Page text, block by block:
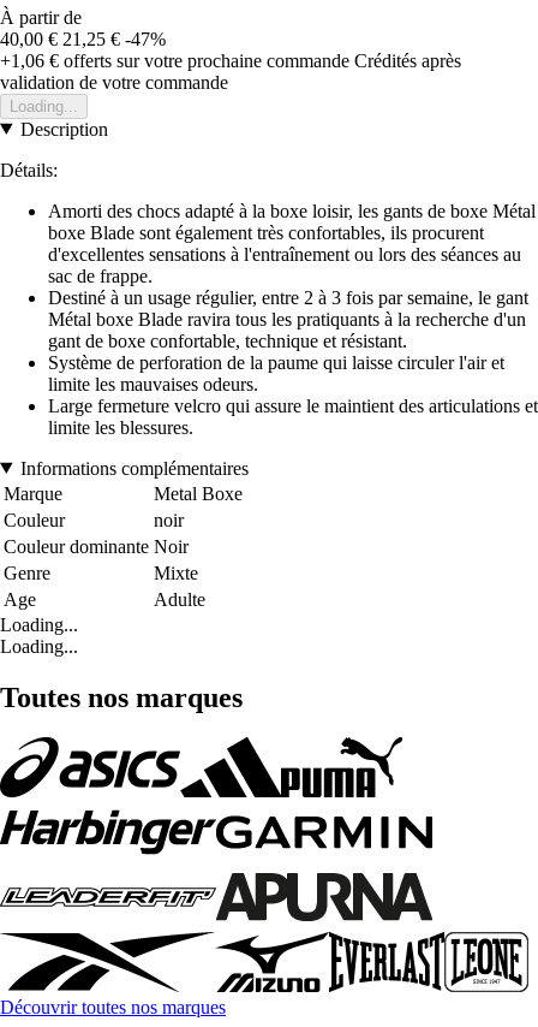
À partir de
40,00 € 21,25 € -47%
+1,06 € offerts sur votre prochaine commande Crédités après
validation de votre commande
Loading...
Description
Détails:
Amorti des chocs adapté à la boxe loisir, les gants de boxe Métal
boxe Blade sont également très confortables, ils procurent
d'excellentes sensations à l'entraînement ou lors des séances au
sac de frappe.
Destiné à un usage régulier, entre 2 à 3 fois par semaine, le gant
Métal boxe Blade ravira tous les pratiquants à la recherche d'un
gant de boxe confortable, technique et résistant.
Système de perforation de la paume qui laisse circuler l'air et
limite les mauvaises odeurs.
Large fermeture velcro qui assure le maintient des articulations et
limite les blessures.
Informations complémentaires
Marque
Metal Boxe
Couleur
noir
Couleur dominante Noir
Genre
Mixte
Age
Adulte
Loading...
Loading...
Toutes nos marques
Découvrir toutes nos marques